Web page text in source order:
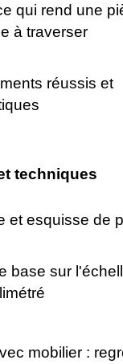
qui rend une
à traverser
réussis et
techniques
et esquisse de
base sur
mobilier :